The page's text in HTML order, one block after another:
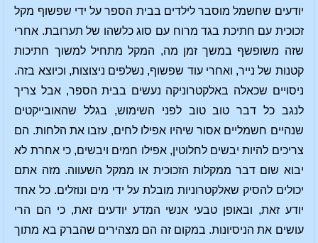
יודעים שחשמל מוסבר לילדים בבית הספר על ידי שפשוף מקל
זכוכית עם חתיכת בגד מרוח עם סוג כלשהו של תערובת. אחרי
שזה משופשף במשך זמן מה, המקל מתחיל למשוך חתיכות
קטנות של נייר, ואחרי עוד שפשוף, נשלפים ניצוצות, וכיוצא בזה.
ניסויים שכאלה באלקטרוניקה נעשים בבית הספר, אבל צריך
לנגב כל דבר טוב טוב לפני השימוש, בגלל שהאובייקטים
שנהיים חשמליים אסור שיהיו אפילו לחים, עזבו את הלחות. הם
צריכים להיות יבשים לחלוטין, אפילו חמים ויבשים, כי אחרת לא
יבוא שום דבר ממקלות הזכוכית או ממקל השעווה. מזה אתם
יכולים להסיק שאלקטרוניות מובלת על ידי מים ונוזלים. כל אחד
יודע זאת, ובאופן טבעי אנשי המדע יודעים זאת, כי הם הרי
עושים את הניסיונות. במקום זה הם מצהירים שהברק בא מתוך